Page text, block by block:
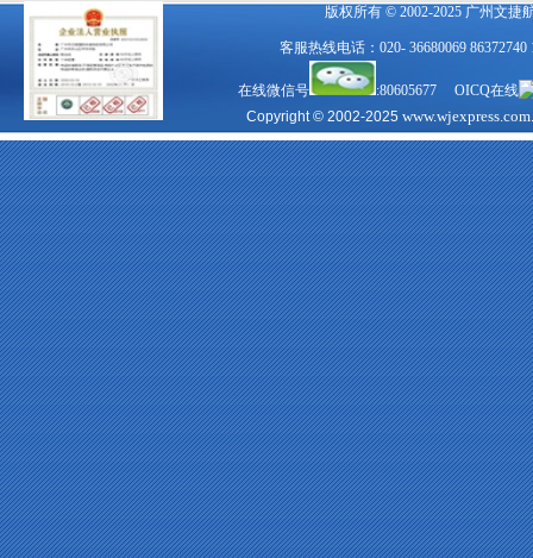
版权所有 © 2002-2025 广州文捷
客服热线电话：020- 36680069
在线微信号
:80605677 OICQ在线
Copyright © 2002-2025 www.wjexpress.com